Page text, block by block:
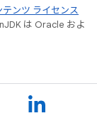
テンツ ライセンス
は Oracle およ